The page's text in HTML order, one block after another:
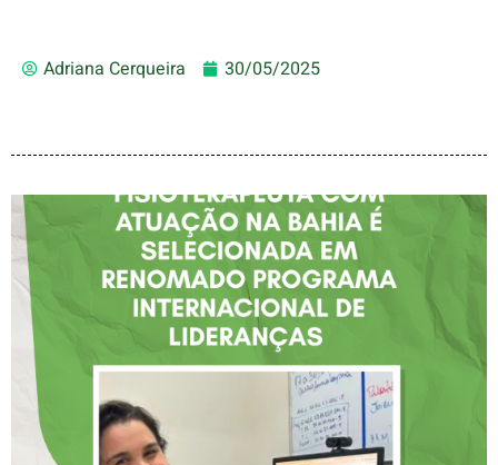
Adriana Cerqueira 30/05/2025
FISIOTERAPEUTA COM
ATUAÇÃO NA BAHIA É
SELECIONADA EM
RENOMADO PROGRAMA
INTERNACIONAL DE
LIDERANÇAS